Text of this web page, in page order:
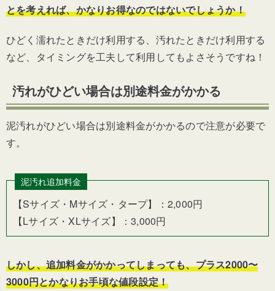
とを考えれば、かなりお得なのではないでしょうか！
ひどく濡れたときだけ利用する、汚れたときだけ利用する
など、タイミングを工夫して利用してもよさそうですね！
汚れがひどい場合は別途料金がかかる
泥汚れがひどい場合は別途料金がかかるので注意が必要で
す。
泥汚れ追加料金
【Sサイズ・Mサイズ・タープ】：2,000円
【Lサイズ・XLサイズ】：3,000円
しかし、追加料金がかかってしまっても、プラス2000〜
3000円とかなりお手頃な値段設定！